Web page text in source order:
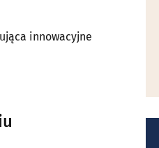
innowacyjne